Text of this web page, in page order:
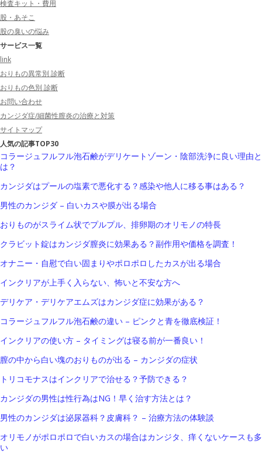
検査キット・費用
股・あそこ
股の臭いの悩み
サービス一覧
link
おりもの異常別 診断
おりもの色別 診断
お問い合わせ
カンジダ症/細菌性膣炎の治療と対策
サイトマップ
人気の記事TOP30
コラージュフルフル泡石鹸がデリケートゾーン・陰部洗浄に良い理由と
は？
カンジダはプールの塩素で悪化する？感染や他人に移る事はある？
男性のカンジダ – 白いカスや膜が出る場合
おりものがスライム状でプルプル、排卵期のオリモノの特長
クラビット錠はカンジダ膣炎に効果ある？副作用や価格を調査！
オナニー・自慰で白い固まりやポロポロしたカスが出る場合
インクリアが上手く入らない、怖いと不安な方へ
デリケア・デリケアエムズはカンジダ症に効果がある？
コラージュフルフル泡石鹸の違い – ピンクと青を徹底検証！
インクリアの使い方 – タイミングは寝る前が一番良い！
膣の中から白い塊のおりものが出る – カンジダの症状
トリコモナスはインクリアで治せる？予防できる？
カンジダの男性は性行為はNG！早く治す方法とは？
男性のカンジダは泌尿器科？皮膚科？ – 治療方法の体験談
オリモノがポロポロで白いカスの場合はカンジタ、痒くないケースも多
い